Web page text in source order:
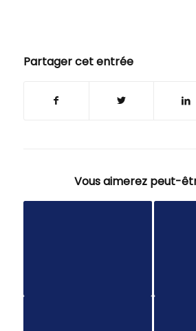
Partager cet entrée
Vous aimerez peut-